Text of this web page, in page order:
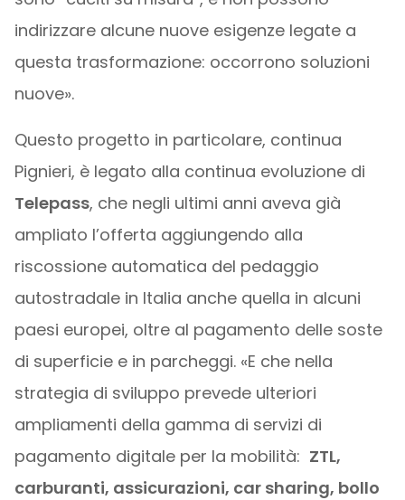
indirizzare alcune nuove esigenze legate a
questa trasformazione: occorrono soluzioni
nuove».
Questo progetto in particolare, continua
Pignieri, è legato alla continua evoluzione di
Telepass, che negli ultimi anni aveva già
ampliato l’offerta aggiungendo alla
riscossione automatica del pedaggio
autostradale in Italia anche quella in alcuni
paesi europei, oltre al pagamento delle soste
di superficie e in parcheggi. «E che nella
strategia di sviluppo prevede ulteriori
ampliamenti della gamma di servizi di
pagamento digitale per la mobilità: ZTL,
carburanti, assicurazioni, car sharing, bollo